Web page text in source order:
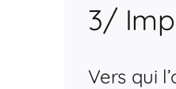
3/
Vers qui